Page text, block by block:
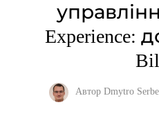
Experience:
Автор Dmytro